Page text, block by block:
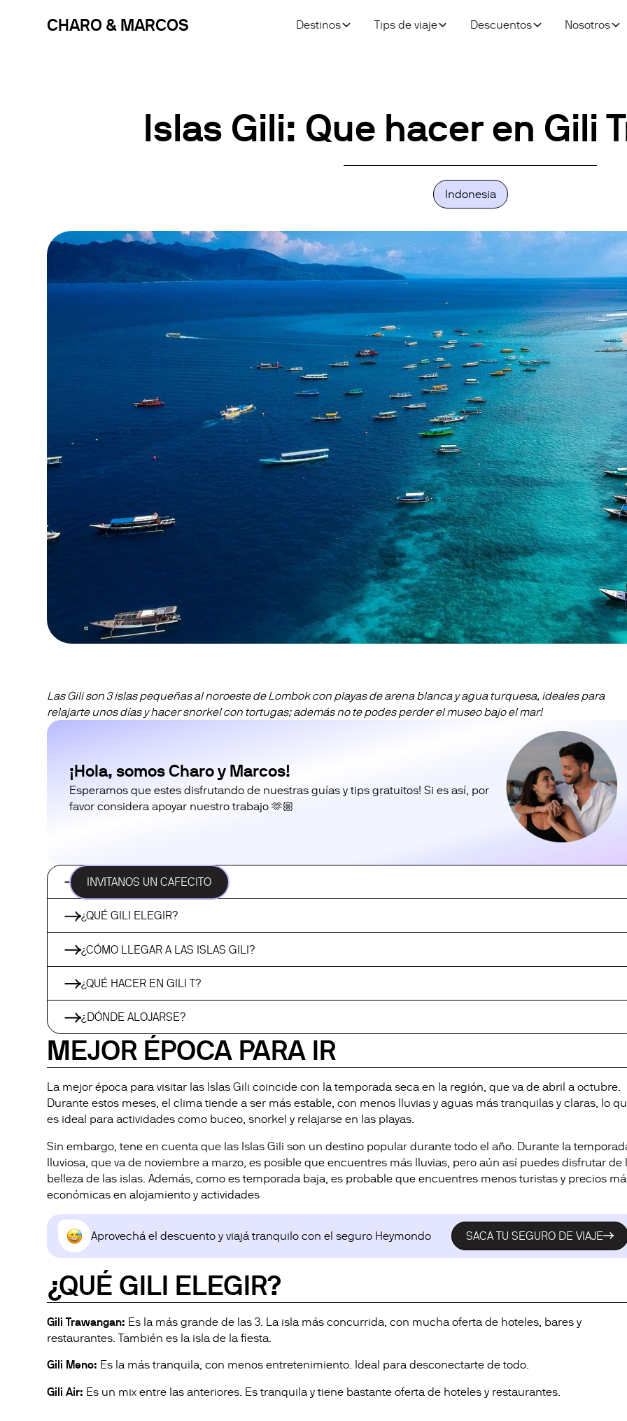
CHARO & MARCOS Destinos Tips de viaje Descuentos Nosotros
Islas Gili: Que hacer en Gili
Indonesia
Las Gili son 3 islas pequeñas al noroeste de Lombok con playas de arena blanca y agua turquesa, ideales para
relajarte unos días y hacer snorkel con tortugas; además no te podes perder el museo bajo el mar!
¡Hola, somos Charo y Marcos!
Esperamos que estes disfrutando de nuestras guías y tips gratuitos! Si es así, por
favor considera apoyar nuestro trabajo 🫶🏼
INVITANOS UN CAFECITO
MEJOR ÉPOCA PARA IR
¿QUÉ GILI ELEGIR?
¿CÓMO LLEGAR A LAS ISLAS GILI?
¿QUÉ HACER EN GILI T?
¿DÓNDE ALOJARSE?
MEJOR ÉPOCA PARA IR
La mejor época para visitar las Islas Gili coincide con la temporada seca en la región, que va de abril a octubre.
Durante estos meses, el clima tiende a ser más estable, con menos lluvias y aguas más tranquilas y claras, lo
es ideal para actividades como buceo, snorkel y relajarse en las playas.
Sin embargo, tene en cuenta que las Islas Gili son un destino popular durante todo el año. Durante la
lluviosa, que va de noviembre a marzo, es posible que encuentres más lluvias, pero aún así puedes disfrutar de
belleza de las islas. Además, como es temporada baja, es probable que encuentres menos turistas y precios
económicas en alojamiento y actividades
Aprovechá el descuento y viajá tranquilo con el seguro Heymondo SACA TU SEGURO DE VIAJE
¿QUÉ GILI ELEGIR?
Gili Trawangan: Es la más grande de las 3. La isla más concurrida, con mucha oferta de hoteles, bares y
restaurantes. También es la isla de la fiesta.
Gili Meno: Es la más tranquila, con menos entretenimiento. Ideal para desconectarte de todo.
Gili Air: Es un mix entre las anteriores. Es tranquila y tiene bastante oferta de hoteles y restaurantes.